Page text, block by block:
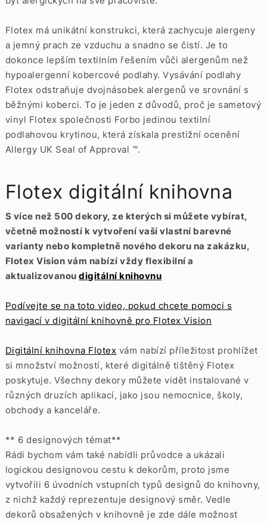
Flotex má unikátní konstrukci, která zachycuje alergeny
a jemný prach ze vzduchu a snadno se čistí. Je to
dokonce lepším textilním řešením vůči alergenům než
hypoalergenní kobercové podlahy. Vysávání podlahy
Flotex odstraňuje dvojnásobek alergenů ve srovnání s
běžnými koberci. To je jeden z důvodů, proč je sametový
vinyl Flotex společnosti Forbo jedinou textilní
podlahovou krytinou, která získala prestižní ocenění
Allergy UK Seal of Approval ™.
Flotex digitální knihovna
S více než 500 dekory, ze kterých si můžete vybírat,
včetně možností k vytvoření vaší vlastní barevné
varianty nebo kompletně nového dekoru na zakázku,
Flotex Vision vám nabízí vždy flexibilní a
aktualizovanou digitální knihovnu
Podívejte se na toto video, pokud chcete pomoci s
navigací v digitální knihovně pro Flotex Vision
Digitální knihovna Flotex vám nabízí příležitost prohlížet
si množství možností, které digitálně tištěný Flotex
poskytuje. Všechny dekory můžete vidět instalované v
různých druzích aplikací, jako jsou nemocnice, školy,
obchody a kanceláře.
** 6 designových témat**
Rádi bychom vám také nabídli průvodce a ukázali
logickou designovou cestu k dekorům, proto jsme
vytvořili 6 úvodních vstupních typů designů do knihovny,
z nichž každý reprezentuje designový směr. Vedle
dekorů obsažených v knihovně je zde dále možnost